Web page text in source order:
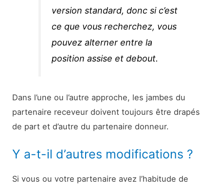
version standard, donc si c’est
ce que vous recherchez, vous
pouvez alterner entre la
position assise et debout.
Dans l’une ou l’autre approche, les jambes du
partenaire receveur doivent toujours être drapés
de part et d’autre du partenaire donneur.
Y a-t-il d’autres modifications ?
Si vous ou votre partenaire avez l’habitude de